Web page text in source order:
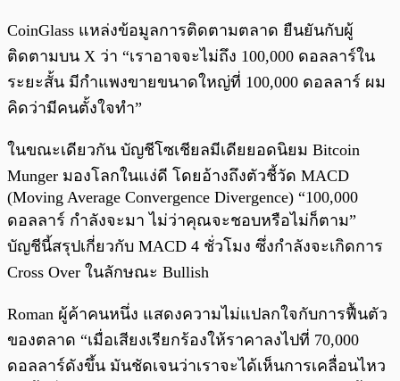
CoinGlass แหล่งข้อมูลการติดตามตลาด ยืนยันกับผู้
ติดตามบน X ว่า “เราอาจจะไม่ถึง 100,000 ดอลลาร์ใน
ระยะสั้น มีกำแพงขายขนาดใหญ่ที่ 100,000 ดอลลาร์ ผม
คิดว่ามีคนตั้งใจทำ”
ในขณะเดียวกัน บัญชีโซเชียลมีเดียยอดนิยม Bitcoin
Munger มองโลกในแง่ดี โดยอ้างถึงตัวชี้วัด MACD
(Moving Average Convergence Divergence) “100,000
ดอลลาร์ กำลังจะมา ไม่ว่าคุณจะชอบหรือไม่ก็ตาม”
บัญชีนี้สรุปเกี่ยวกับ MACD 4 ชั่วโมง ซึ่งกำลังจะเกิดการ
Cross Over ในลักษณะ Bullish
Roman ผู้ค้าคนหนึ่ง แสดงความไม่แปลกใจกับการฟื้นตัว
ของตลาด “เมื่อเสียงเรียกร้องให้ราคาลงไปที่ 70,000
ดอลลาร์ดังขึ้น มันชัดเจนว่าเราจะได้เห็นการเคลื่อนไหว